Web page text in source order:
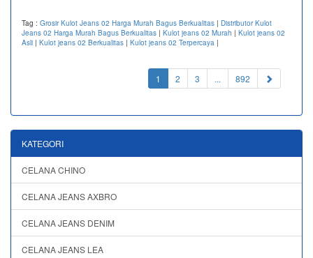
Tag : Grosir Kulot Jeans 02 Harga Murah Bagus Berkualitas | Distributor Kulot
Jeans 02 Harga Murah Bagus Berkualitas | Kulot jeans 02 Murah | Kulot jeans 02
Asli | Kulot jeans 02 Berkualitas | Kulot jeans 02 Terpercaya |
1 (current)
2 3 ... 892
KATEGORI
CELANA CHINO
CELANA JEANS AXBRO
CELANA JEANS DENIM
CELANA JEANS LEA